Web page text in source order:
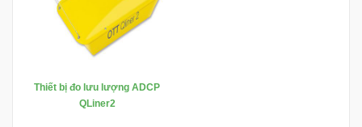
Thiết bị đo lưu lượng ADCP
QLiner2